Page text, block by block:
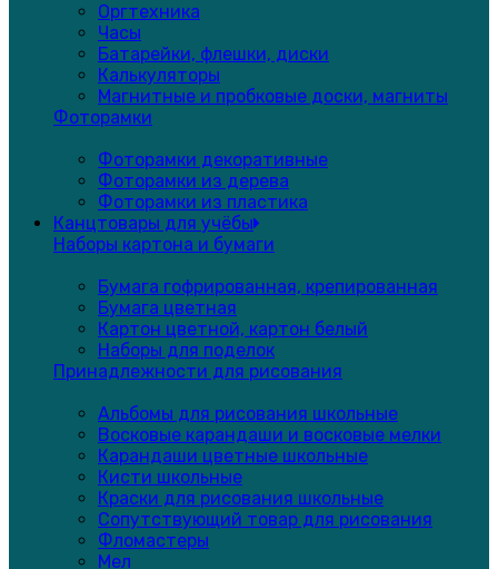
Оргтехника
Часы
Батарейки, флешки, диски
Калькуляторы
Магнитные и пробковые доски, магниты
Фоторамки
Фоторамки декоративные
Фоторамки из дерева
Фоторамки из пластика
Канцтовары для учёбы
Наборы картона и бумаги
Бумага гофрированная, крепированная
Бумага цветная
Картон цветной, картон белый
Наборы для поделок
Принадлежности для рисования
Альбомы для рисования школьные
Восковые карандаши и восковые мелки
Карандаши цветные школьные
Кисти школьные
Краски для рисования школьные
Сопутствующий товар для рисования
Фломастеры
Мел